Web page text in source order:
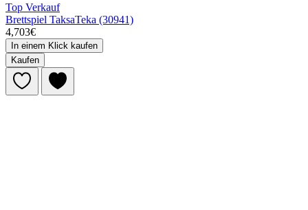
Top Verkauf
Brettspiel TaksaTeka (30941)
4,703€
In einem Klick kaufen
Kaufen